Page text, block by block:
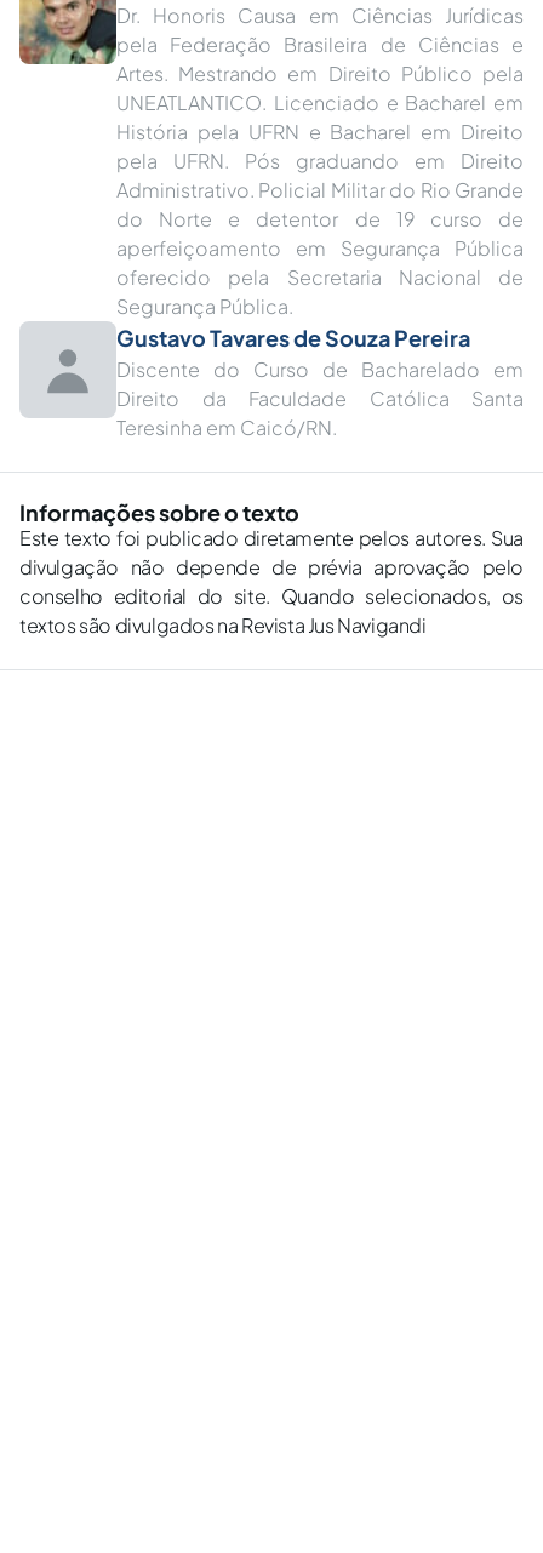
Dr. Honoris Causa em Ciências Jurídicas
pela Federação Brasileira de Ciências e
Artes. Mestrando em Direito Público pela
UNEATLANTICO. Licenciado e Bacharel em
História pela UFRN e Bacharel em Direito
pela UFRN. Pós graduando em Direito
Administrativo. Policial Militar do Rio Grande
do Norte e detentor de 19 curso de
aperfeiçoamento em Segurança Pública
oferecido pela Secretaria Nacional de
Segurança Pública.
Gustavo Tavares de Souza Pereira
Discente do Curso de Bacharelado em
Direito da Faculdade Católica Santa
Teresinha em Caicó/RN.
Informações sobre o texto
Este texto foi publicado diretamente pelos autores. Sua
divulgação não depende de prévia aprovação pelo
conselho editorial do site. Quando selecionados, os
textos são divulgados na Revista Jus Navigandi